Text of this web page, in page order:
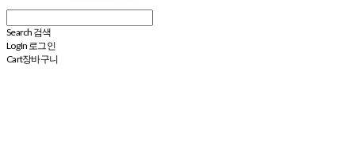
Search 검색
Log In 로그인
Cart장바구니